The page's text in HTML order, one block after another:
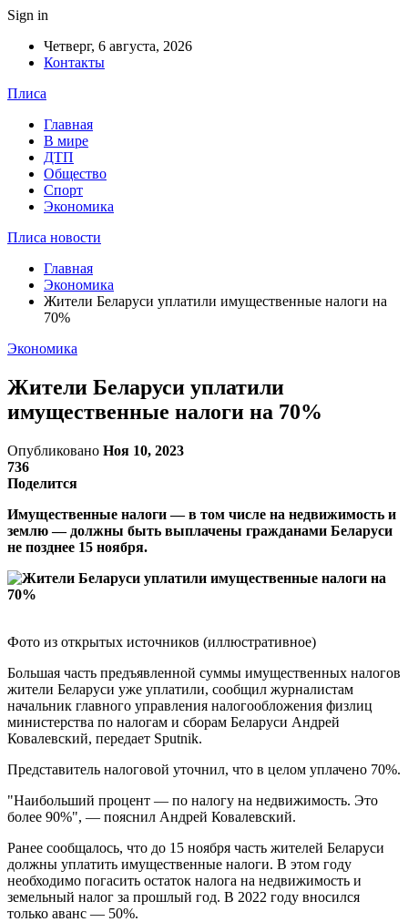
Sign in
Четверг, 6 августа, 2026
Контакты
Плиса
Главная
В мире
ДТП
Общество
Спорт
Экономика
Плиса новости
Главная
Экономика
Жители Беларуси уплатили имущественные налоги на
70%
Экономика
Жители Беларуси уплатили
имущественные налоги на 70%
Опубликовано Ноя 10, 2023
736
Поделится
Имущественные налоги — в том числе на недвижимость и
землю — должны быть выплачены гражданами Беларуси
не позднее 15 ноября.
Фото из открытых источников (иллюстративное)
Большая часть предъявленной суммы имущественных налогов
жители Беларуси уже уплатили, сообщил журналистам
начальник главного управления налогообложения физлиц
министерства по налогам и сборам Беларуси Андрей
Ковалевский, передает Sputnik.
Представитель налоговой уточнил, что в целом уплачено 70%.
"Наибольший процент — по налогу на недвижимость. Это
более 90%", — пояснил Андрей Ковалевский.
Ранее сообщалось, что до 15 ноября часть жителей Беларуси
должны уплатить имущественные налоги. В этом году
необходимо погасить остаток налога на недвижимость и
земельный налог за прошлый год. В 2022 году вносился
только аванс — 50%.